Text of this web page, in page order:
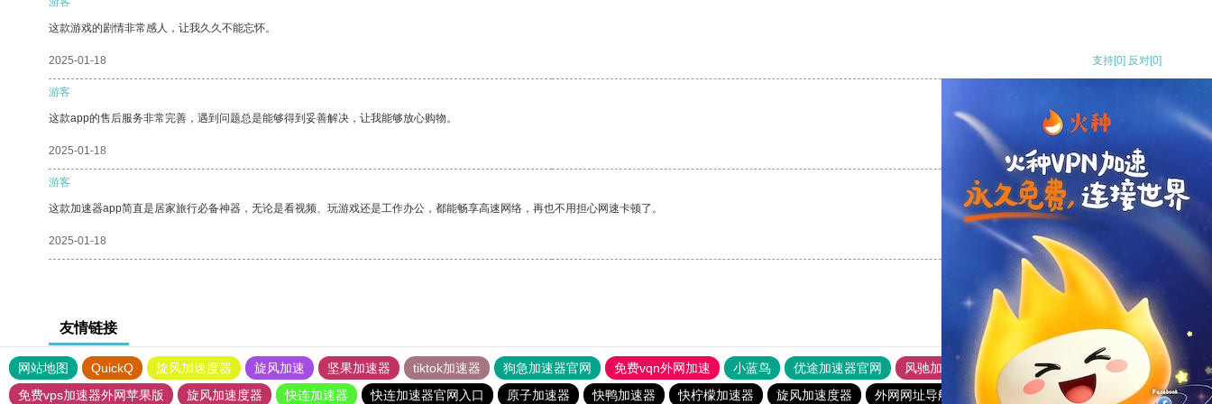
这款游戏的剧情非常感人，让我久久不能忘怀。
2025-01-18 支持[0] 反对[0]
游客
这款app的售后服务非常完善，遇到问题总是能够得到妥善解决，让我能够放心购物。
2025-01-18 支持 反对
游客
这款加速器app简直是居家旅行必备神器，无论是看视频、玩游戏还是工作办公，都能畅享高速网络，再也不用担心网速卡顿了。
2025-01-18 [0]
友情链接
网站地图 QuickQ 旋风加速度器 旋风加速 坚果加速器 tiktok加速器 狗急加速器官网 免费vqn外网加速 小蓝鸟 优途加速器官网 风驰加速器
旋风加速器
免费vps加速器外网苹果版
旋风加速度器 快连加速器 快连加速器官网入口 原子加速器 快鸭加速器 快柠檬加速器 旋风加速度器 外网网址导航 软件中心 雷霆加速 狂飙加速器